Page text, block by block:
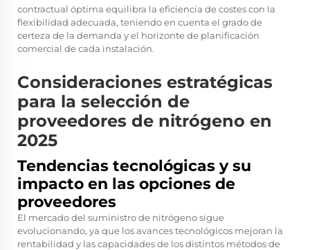
contractual óptima equilibra la eficiencia de costes con la
flexibilidad adecuada, teniendo en cuenta el grado de
certeza de la demanda y el horizonte de planificación
comercial de cada instalación.
Consideraciones estratégicas
para la selección de
proveedores de nitrógeno en
2025
Tendencias tecnológicas y su
impacto en las opciones de
proveedores
El mercado del suministro de nitrógeno sigue
evolucionando, ya que los avances tecnológicos mejoran la
rentabilidad y las capacidades de los distintos métodos de